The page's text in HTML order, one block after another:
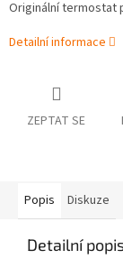
Originální termostat
Detailní informace
ZEPTAT SE
Popis Diskuze
Detailní